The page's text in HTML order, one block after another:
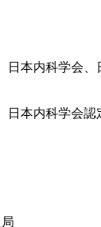
日本内科学会
日本内科学会